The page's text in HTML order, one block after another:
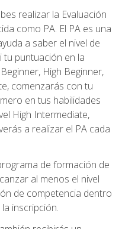
realizar la Evaluación
como PA. El PA es una
a saber el nivel de
tu puntuación en la
High Beginner,
comenzarás con tu
en tus habilidades
High Intermediate,
a realizar el PA cada
de formación de
al menos el nivel
de competencia dentro
inscripción.